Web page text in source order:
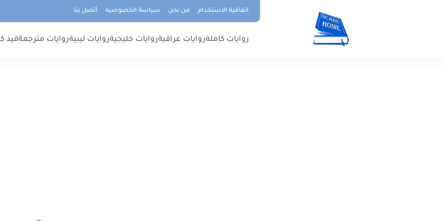
اتفاقية الاستخدام من نحن سياسة الخصوصيه أتصل بنا
روايات كاملةروايات عراقيةروايات خليجيةروايات ليبيةروايات مترجمةقيد